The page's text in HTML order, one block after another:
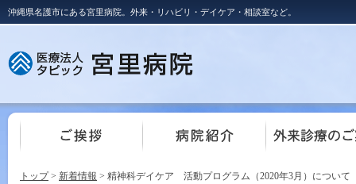
沖縄県名護市にある宮里病院。外来・リハビリ・デイケア・相談室など。
トップ> 新着情報 > 精神科デイケア 活動プログラム（2020年3月）について